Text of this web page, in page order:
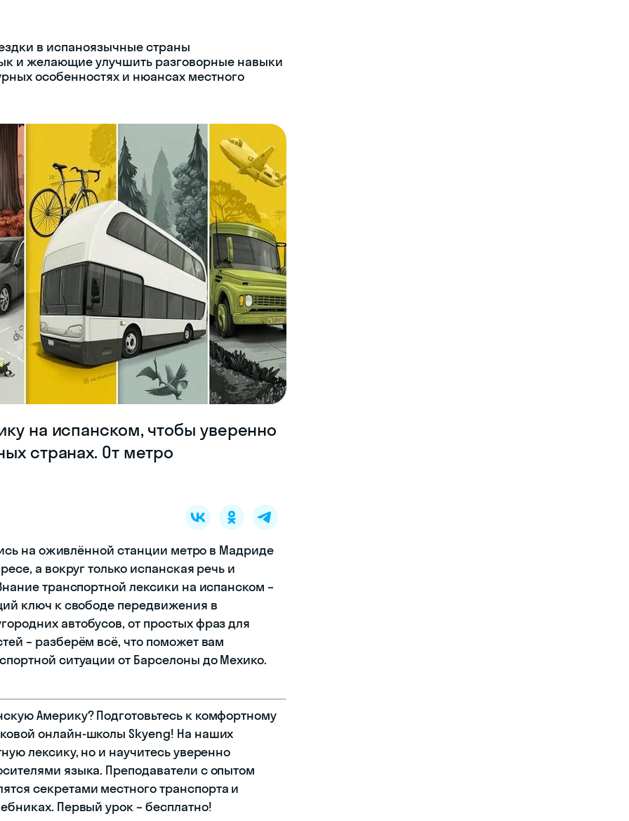
в испаноязычные страны
и желающие улучшить разговорные навыки
особенностях и нюансах местного
на испанском, чтобы уверенно
странах. От метро
на оживлённой станции метро в Мадриде
а вокруг только испанская речь и
транспортной лексики на испанском –
ключ к свободе передвижения в
автобусов, от простых фраз для
– разберём всё, что поможет вам
ситуации от Барселоны до Мехико.
Америку? Подготовьтесь к комфортному
онлайн-школы Skyeng! На наших
лексику, но и научитесь уверенно
языка. Преподаватели с опытом
секретами местного транспорта и
Первый урок – бесплатно!